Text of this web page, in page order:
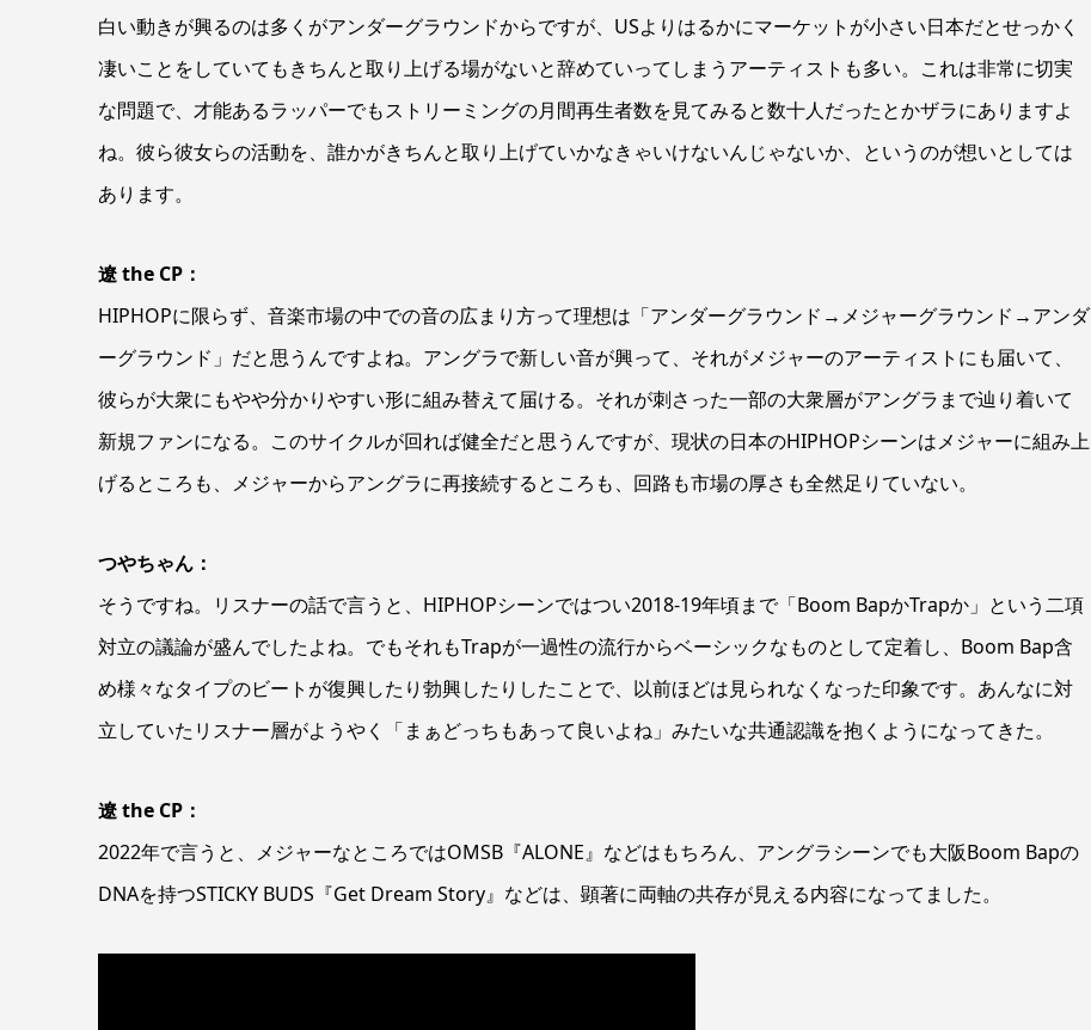
白い動きが興るのは多くがアンダーグラウンドからですが、USよりはるかにマーケットが小さい日本だとせっかく
凄いことをしていてもきちんと取り上げる場がないと辞めていってしまうアーティストも多い。これは非常に切実
な問題で、才能あるラッパーでもストリーミングの月間再生者数を見てみると数十人だったとかザラにありますよ
ね。彼ら彼女らの活動を、誰かがきちんと取り上げていかなきゃいけないんじゃないか、というのが想いとしては
あります。
遼 the CP：
HIPHOPに限らず、音楽市場の中での音の広まり方って理想は「アンダーグラウンド→メジャーグラウンド→アンダ
ーグラウンド」だと思うんですよね。アングラで新しい音が興って、それがメジャーのアーティストにも届いて、
彼らが大衆にもやや分かりやすい形に組み替えて届ける。それが刺さった一部の大衆層がアングラまで辿り着いて
新規ファンになる。このサイクルが回れば健全だと思うんですが、現状の日本のHIPHOPシーンはメジャーに組み上
げるところも、メジャーからアングラに再接続するところも、回路も市場の厚さも全然足りていない。
つやちゃん：
そうですね。リスナーの話で言うと、HIPHOPシーンではつい2018-19年頃まで「Boom BapかTrapか」という二項
対立の議論が盛んでしたよね。でもそれもTrapが一過性の流行からベーシックなものとして定着し、Boom Bap含
め様々なタイプのビートが復興したり勃興したりしたことで、以前ほどは見られなくなった印象です。あんなに対
立していたリスナー層がようやく「まぁどっちもあって良いよね」みたいな共通認識を抱くようになってきた。
遼 the CP：
2022年で言うと、メジャーなところではOMSB『ALONE』などはもちろん、アングラシーンでも大阪Boom Bapの
DNAを持つSTICKY BUDS『Get Dream Story』などは、顕著に両軸の共存が見える内容になってました。